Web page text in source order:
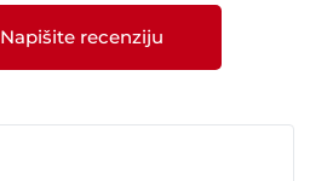
Napišite recenziju